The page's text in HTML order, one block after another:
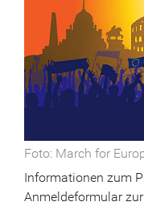
Foto: March for
Informationen zum
Anmeldeformular